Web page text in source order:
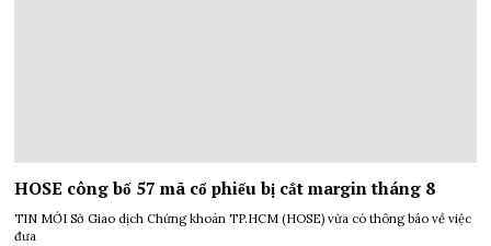
HOSE công bố 57 mã cổ phiếu bị cắt margin tháng 8
TIN MỚI Sở Giao dịch Chứng khoán TP.HCM (HOSE) vừa có thông báo về việc
đưa